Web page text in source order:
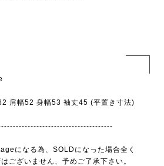
肩幅52 身幅53 袖丈45 (平置き寸法)
になる為、SOLDになった場合全く
ございません、予めご了承下さい。